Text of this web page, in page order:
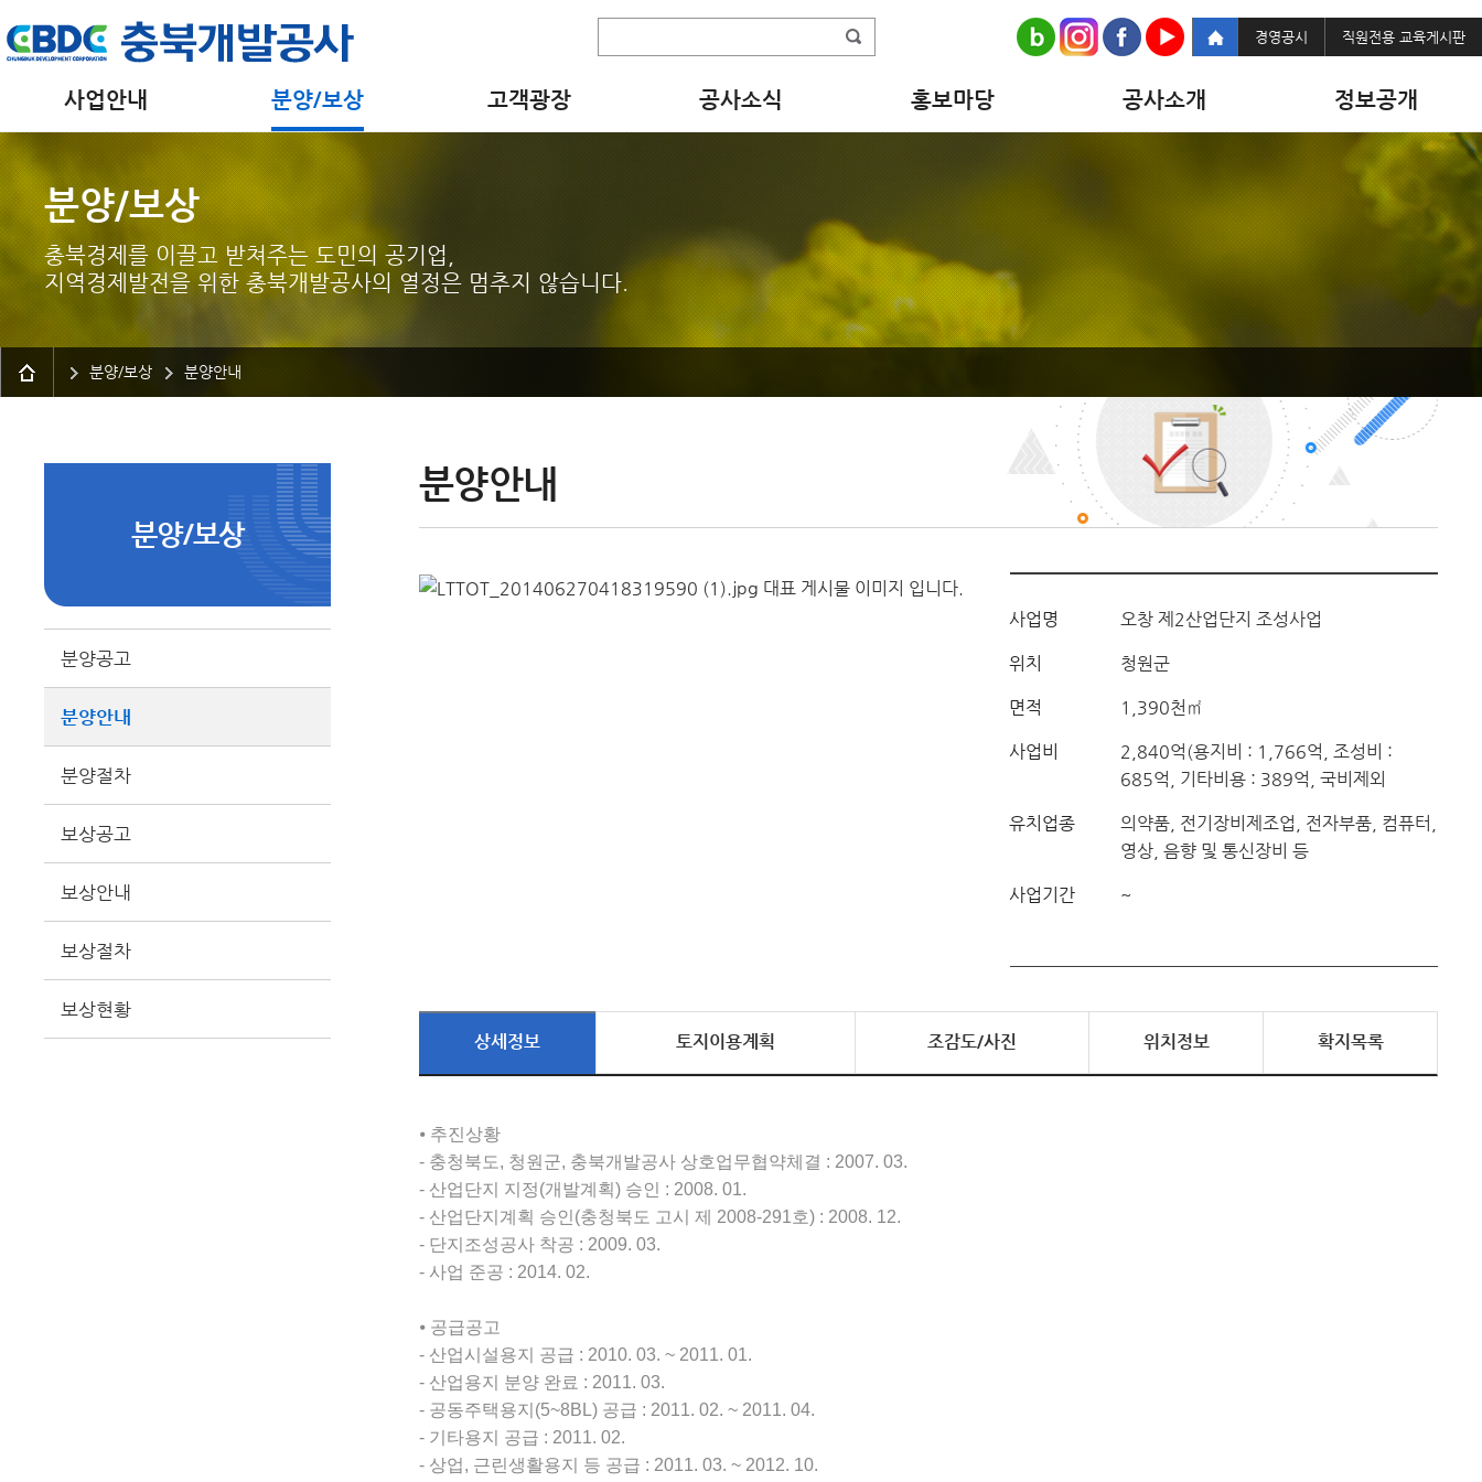
경영공시 직원전용 교육게시판
사업안내 분양/보상 고객광장 공사소식 홍보마당 공사소개 정보공개
분양/보상
충북경제를 이끌고 받쳐주는 도민의 공기업,
지역경제발전을 위한 충북개발공사의 열정은 멈추지 않습니다.
분양/보상 분양안내
분양/보상
분양공고
분양안내
분양절차
보상공고
보상안내
보상절차
보상현황
분양안내
사업명 오창 제2산업단지 조성사업
위치 청원군
면적 1,390천㎡
사업비
2,840억(용지비 : 1,766억, 조성비 :
685억, 기타비용 : 389억, 국비제외
유치업종
의약품, 전기장비제조업, 전자부품, 컴퓨터,
영상, 음향 및 통신장비 등
사업기간 ~
상세정보 토지이용계획 조감도/사진 위치정보 확지목록
⦁ 추진상황
- 충청북도, 청원군, 충북개발공사 상호업무협약체결 : 2007. 03.
- 산업단지 지정(개발계획) 승인 : 2008. 01.
- 산업단지계획 승인(충청북도 고시 제 2008-291호) : 2008. 12.
- 단지조성공사 착공 : 2009. 03.
- 사업 준공 : 2014. 02.
⦁ 공급공고
- 산업시설용지 공급 : 2010. 03. ~ 2011. 01.
- 산업용지 분양 완료 : 2011. 03.
- 공동주택용지(5~8BL) 공급 : 2011. 02. ~ 2011. 04.
- 기타용지 공급 : 2011. 02.
- 상업, 근린생활용지 등 공급 : 2011. 03. ~ 2012. 10.